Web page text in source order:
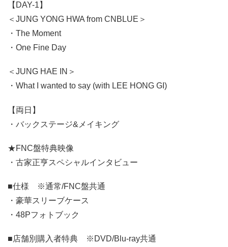
【DAY-1】
＜JUNG YONG HWA from CNBLUE＞
・The Moment
・One Fine Day
＜JUNG HAE IN＞
・What I wanted to say (with LEE HONG GI)
【両日】
・バックステージ&メイキング
★FNC盤特典映像
・古家正亨スペシャルインタビュー
■仕様 ※通常/FNC盤共通
・豪華スリーブケース
・48Pフォトブック
■店舗別購入者特典 ※DVD/Blu-ray共通